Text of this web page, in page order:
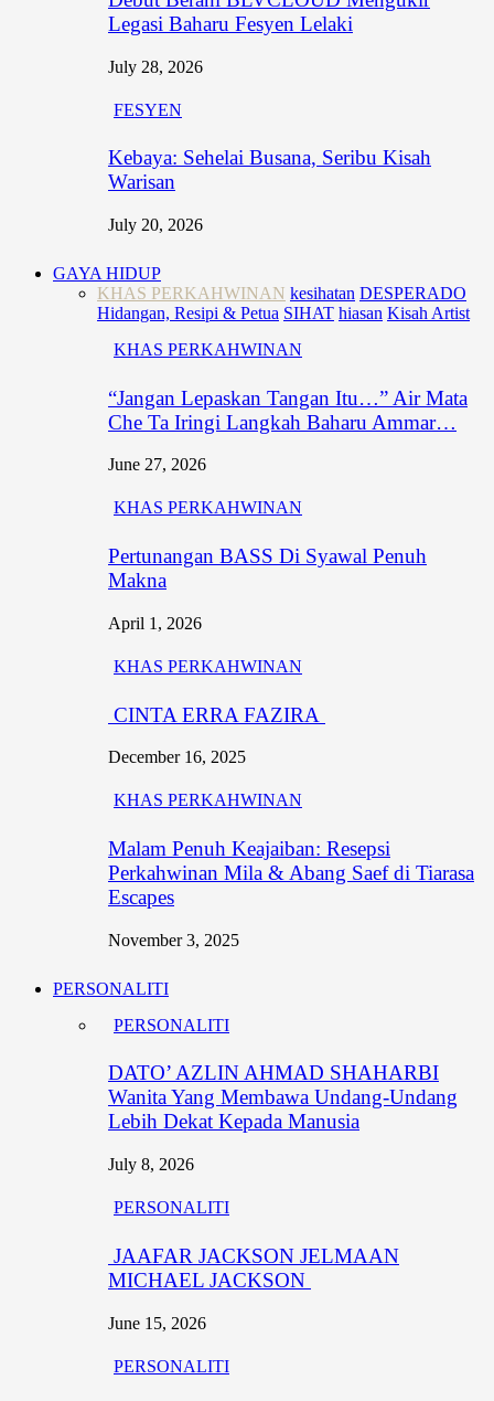
Legasi Baharu Fesyen Lelaki
July 28, 2026
FESYEN
Kebaya: Sehelai Busana, Seribu Kisah
Warisan
July 20, 2026
GAYA HIDUP
KHAS PERKAHWINAN kesihatan DESPERADO
Hidangan, Resipi & Petua SIHAT hiasan Kisah Artist
KHAS PERKAHWINAN
“Jangan Lepaskan Tangan Itu…” Air Mata
Che Ta Iringi Langkah Baharu Ammar…
June 27, 2026
KHAS PERKAHWINAN
Pertunangan BASS Di Syawal Penuh
Makna
April 1, 2026
KHAS PERKAHWINAN
CINTA ERRA FAZIRA
December 16, 2025
KHAS PERKAHWINAN
Malam Penuh Keajaiban: Resepsi
Perkahwinan Mila & Abang Saef di Tiarasa
Escapes
November 3, 2025
PERSONALITI
PERSONALITI
DATO’ AZLIN AHMAD SHAHARBI
Wanita Yang Membawa Undang-Undang
Lebih Dekat Kepada Manusia
July 8, 2026
PERSONALITI
JAAFAR JACKSON JELMAAN
MICHAEL JACKSON
June 15, 2026
PERSONALITI